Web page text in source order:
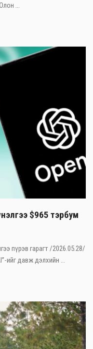
...
$965 тэрбум
пүрэв гарагт /2026.05.28/
ийг давж дэлхийн ...